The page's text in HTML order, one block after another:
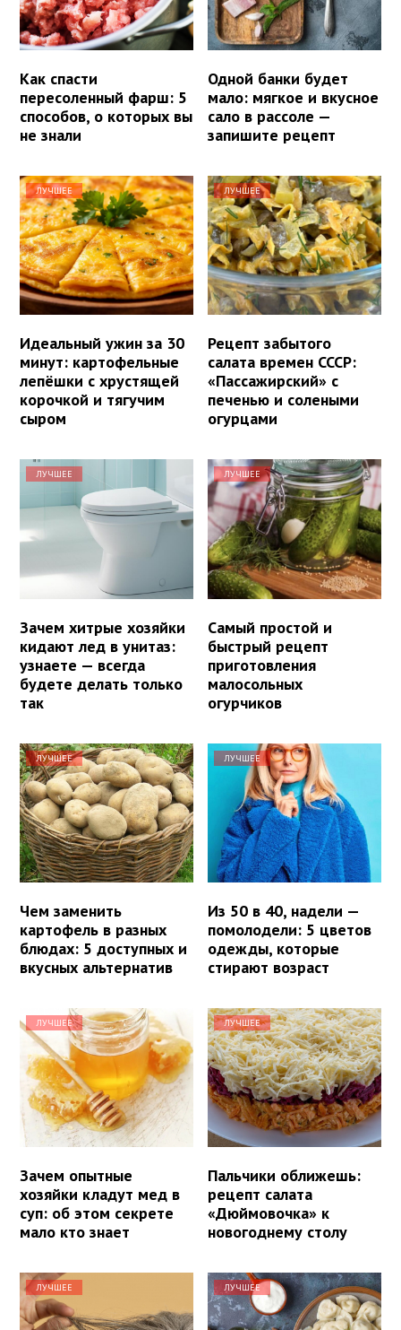
Как спасти
пересоленный фарш: 5
способов, о которых вы
не знали
Одной банки будет
мало: мягкое и вкусное
сало в рассоле —
запишите рецепт
ЛУЧШЕЕ
Идеальный ужин за 30
минут: картофельные
лепёшки с хрустящей
корочкой и тягучим
сыром
ЛУЧШЕЕ
Рецепт забытого
салата времен СССР:
«Пассажирский» с
печенью и солеными
огурцами
ЛУЧШЕЕ
Зачем хитрые хозяйки
кидают лед в унитаз:
узнаете — всегда
будете делать только
так
ЛУЧШЕЕ
Самый простой и
быстрый рецепт
приготовления
малосольных
огурчиков
ЛУЧШЕЕ
Чем заменить
картофель в разных
блюдах: 5 доступных и
вкусных альтернатив
ЛУЧШЕЕ
Из 50 в 40, надели —
помолодели: 5 цветов
одежды, которые
стирают возраст
ЛУЧШЕЕ
Зачем опытные
хозяйки кладут мед в
суп: об этом секрете
мало кто знает
ЛУЧШЕЕ
Пальчики оближешь:
рецепт салата
«Дюймовочка» к
новогоднему столу
ЛУЧШЕЕ ЛУЧШЕЕ